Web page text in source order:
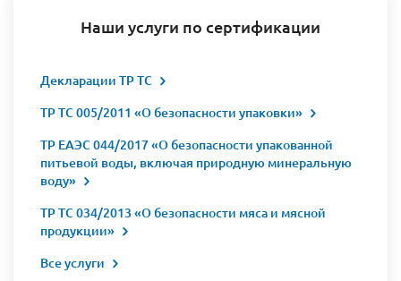
Наши услуги по сертификации
Декларации ТР ТС
ТР ТС 005/2011 «О безопасности упаковки»
ТР ЕАЭС 044/2017 «О безопасности упакованной
питьевой воды, включая природную минеральную
воду»
ТР ТС 034/2013 «О безопасности мяса и мясной
продукции»
Все услуги